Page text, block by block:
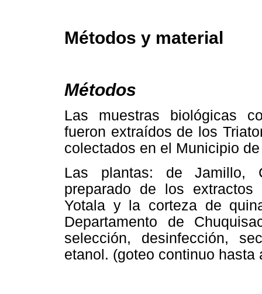
Métodos y material
Métodos
Las muestras biológicas
fueron extraídos de los
colectados en el Municipio
Las plantas: de Jamillo,
preparado de los
Yotala y la corteza de
Departamento de
selección, desinfección,
etanol. (goteo continuo hasta